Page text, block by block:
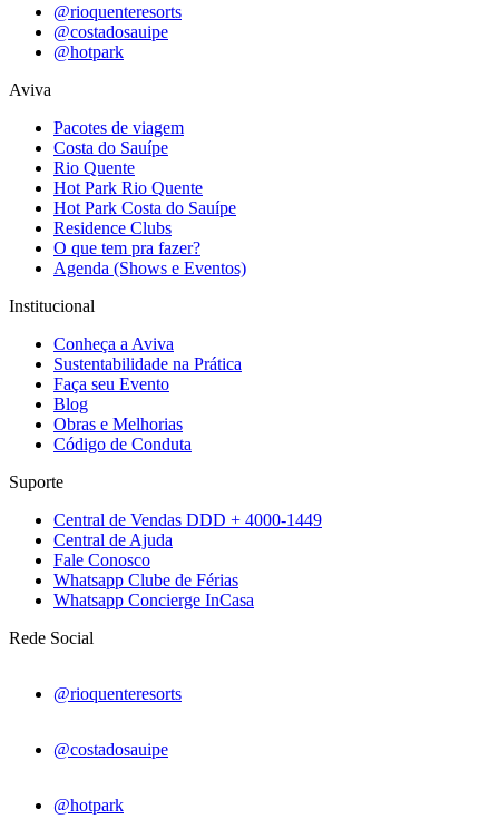
@rioquenteresorts
@costadosauipe
@hotpark
Aviva
Pacotes de viagem
Costa do Sauípe
Rio Quente
Hot Park Rio Quente
Hot Park Costa do Sauípe
Residence Clubs
O que tem pra fazer?
Agenda (Shows e Eventos)
Institucional
Conheça a Aviva
Sustentabilidade na Prática
Faça seu Evento
Blog
Obras e Melhorias
Código de Conduta
Suporte
Central de Vendas DDD + 4000-1449
Central de Ajuda
Fale Conosco
Whatsapp Clube de Férias
Whatsapp Concierge InCasa
Rede Social
@rioquenteresorts
@costadosauipe
@hotpark